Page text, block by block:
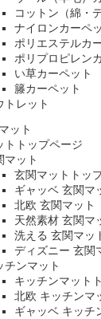
コットン（綿・
ナイロンカーペ
ポリエステルカ
ポリプロピレン
い草カーペット
籐カーペット
トレット
マット
トトップページ
マット
玄関マットトッ
ギャッベ 玄関マ
北欧 玄関マット
天然素材 玄関マ
洗える 玄関マッ
ディズニー 玄関
チンマット
キッチンマット
北欧 キッチンマ
ギャッベ キッチ